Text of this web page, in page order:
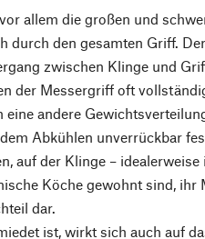
allem die großen und
den gesamten Griff.
zwischen Klinge und
der Messergriff oft
eine andere
Abkühlen unverrückbar
auf der Klinge –
Köche gewohnt sind, ihr
dar.
ist, wirkt sich auch auf